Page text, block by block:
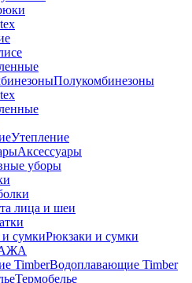
Полукомбинезоны
Утепление
Аксессуары
уборы
лица и шеи
Рюкзаки и сумки
Водоплавающие Timber
Термобелье